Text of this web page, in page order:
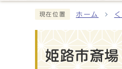
現在位置 ホーム
姫路市斎